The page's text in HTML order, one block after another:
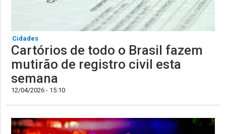
Cidades
Cartórios de todo o Brasil fazem
mutirão de registro civil esta
semana
12/04/2026 - 15:10